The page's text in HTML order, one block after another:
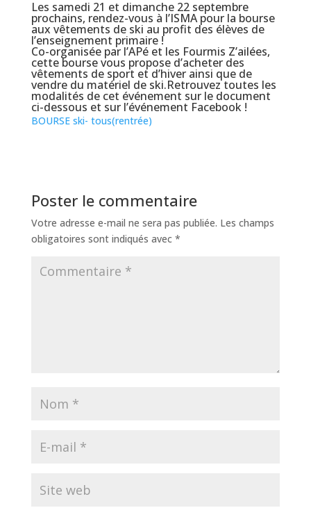
Les samedi 21 et dimanche 22 septembre
prochains, rendez-vous à l’ISMA pour la bourse
aux vêtements de ski au profit des élèves de
l’enseignement primaire !
Co-organisée par l’APéet les Fourmis Z’ailées,
cette bourse vous propose d’acheter des
vêtements de sport et d’hiver ainsi que de
vendre du matériel de ski.Retrouvez toutes les
modalités de cet événement sur le document
ci-dessous et sur l’événement Facebook!
BOURSE ski- tous(rentrée)
Poster le commentaire
Votre adresse e-mail ne sera pas publiée. Les champs
obligatoires sont indiqués avec *